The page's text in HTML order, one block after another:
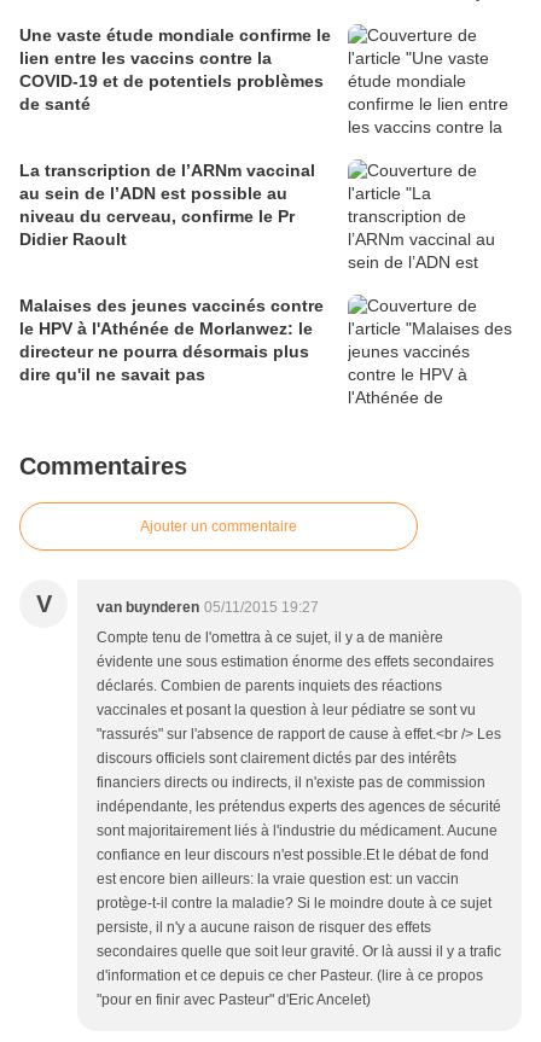
Une vaste étude mondiale confirme le
lien entre les vaccins contre la
COVID-19 et de potentiels problèmes
de santé
La transcription de l’ARNm vaccinal
au sein de l’ADN est possible au
niveau du cerveau, confirme le Pr
Didier Raoult
Malaises des jeunes vaccinés contre
le HPV à l'Athénée de Morlanwez: le
directeur ne pourra désormais plus
dire qu'il ne savait pas
Commentaires
Ajouter un commentaire
V van buynderen 05/11/2015 19:27
Compte tenu de l'omettra à ce sujet, il y a de manière
évidente une sous estimation énorme des effets secondaires
déclarés. Combien de parents inquiets des réactions
vaccinales et posant la question à leur pédiatre se sont vu
"rassurés" sur l'absence de rapport de cause à effet.<br /> Les
discours officiels sont clairement dictés par des intérêts
financiers directs ou indirects, il n'existe pas de commission
indépendante, les prétendus experts des agences de sécurité
sont majoritairement liés à l'industrie du médicament. Aucune
confiance en leur discours n'est possible.Et le débat de fond
est encore bien ailleurs: la vraie question est: un vaccin
protège-t-il contre la maladie? Si le moindre doute à ce sujet
persiste, il n'y a aucune raison de risquer des effets
secondaires quelle que soit leur gravité. Or là aussi il y a trafic
d'information et ce depuis ce cher Pasteur. (lire à ce propos
"pour en finir avec Pasteur" d'Eric Ancelet)